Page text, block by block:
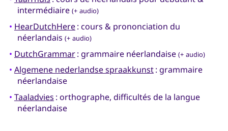
intermédiaire (+ audio)
• HearDutchHere: cours & prononciation du
néerlandais (+ audio)
• DutchGrammar: grammaire néerlandaise (+ audio)
• Algemene nederlandse spraakkunst: grammaire
néerlandaise
• Taaladvies : orthographe, difficultés de la langue
néerlandaise